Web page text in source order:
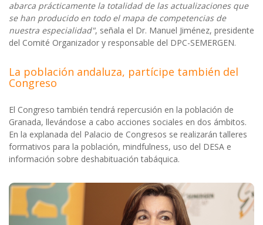
abarca prácticamente la totalidad de las actualizaciones que
se han producido en todo el mapa de competencias de
nuestra especialidad", señala el Dr. Manuel Jiménez, presidente
del Comité Organizador y responsable del DPC-SEMERGEN.
La población andaluza, partícipe también del
Congreso
El Congreso también tendrá repercusión en la población de
Granada, llevándose a cabo acciones sociales en dos ámbitos.
En la explanada del Palacio de Congresos se realizarán talleres
formativos para la población, mindfulness, uso del DESA e
información sobre deshabituación tabáquica.